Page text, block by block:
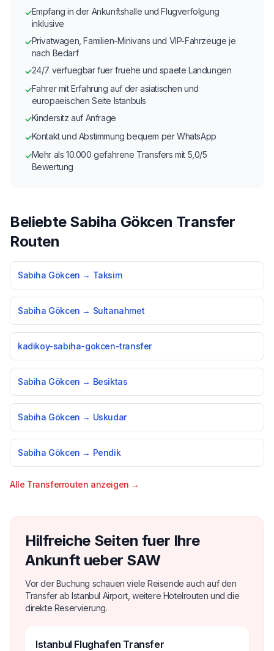
✓Empfang in der Ankunftshalle und Flugverfolgung
inklusive
✓Privatwagen, Familien-Minivans und VIP-Fahrzeuge je
nach Bedarf
✓24/7 verfuegbar fuer fruehe und spaete Landungen
✓Fahrer mit Erfahrung auf der asiatischen und
europaeischen Seite Istanbuls
✓Kindersitz auf Anfrage
✓Kontakt und Abstimmung bequem per WhatsApp
✓Mehr als 10.000 gefahrene Transfers mit 5,0/5
Bewertung
Beliebte Sabiha Gökcen Transfer
Routen
Sabiha Gökcen → Taksim
Sabiha Gökcen → Sultanahmet
kadikoy-sabiha-gokcen-transfer
Sabiha Gökcen → Besiktas
Sabiha Gökcen → Uskudar
Sabiha Gökcen → Pendik
Alle Transferrouten anzeigen →
Hilfreiche Seiten fuer Ihre
Ankunft ueber SAW
Vor der Buchung schauen viele Reisende auch auf den
Transfer ab Istanbul Airport, weitere Hotelrouten und die
direkte Reservierung.
Istanbul Flughafen Transfer